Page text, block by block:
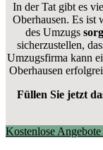
In der Tat gibt es
Oberhausen. Es ist
des Umzugs
sicherzustellen,
Umzugsfirma kann
Oberhausen
Füllen Sie jetzt
Kostenlose Angebote